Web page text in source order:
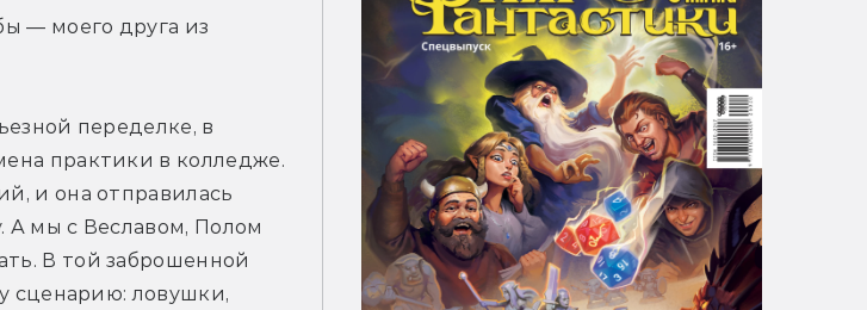
— моего друга из
переделке, в
практики в колледже.
и она отправилась
А мы с Веславом, Полом
В той заброшенной
сценарию: ловушки,